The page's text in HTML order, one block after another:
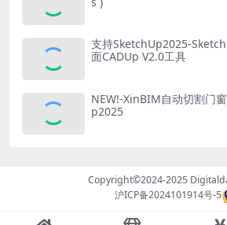
支持SketchUp2025-
面CADUp V2.0工具
NEW!-XinBIM自动切割门
p2025
Copyright©2024-2025
沪ICP备2024101914号-5